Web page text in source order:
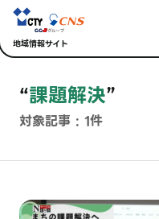
地域情報サイト
“課題解決”
対象記事 : 1件